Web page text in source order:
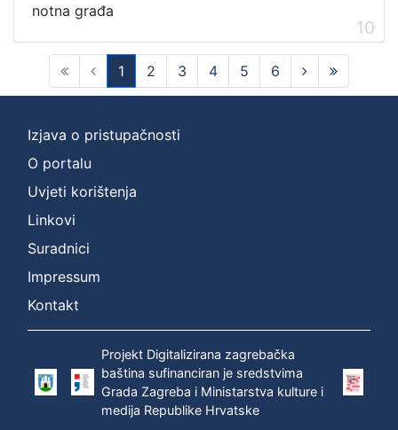
notna građa
10
1
(current)
2 3 4 5 6
Izjava o pristupačnosti
O portalu
Uvjeti korištenja
Linkovi
Suradnici
Impressum
Kontakt
Projekt Digitalizirana zagrebačka
baština sufinanciran je sredstvima
Grada Zagreba i Ministarstva kulture i
medija Republike Hrvatske